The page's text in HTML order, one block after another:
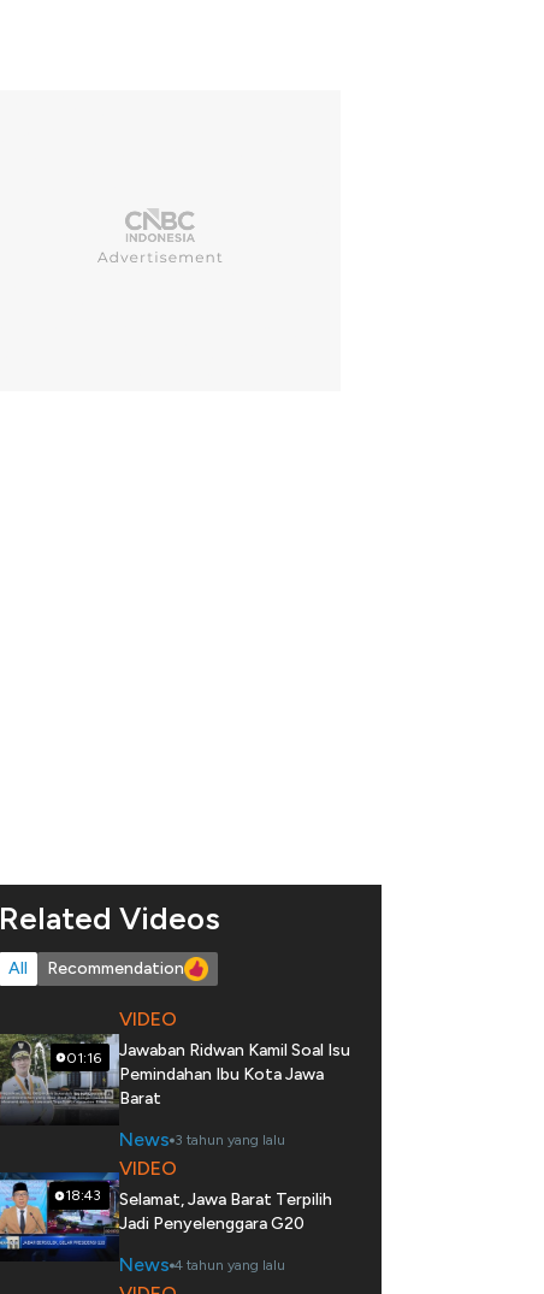
Related Videos
All Recommendation
01:16
VIDEO
Jawaban Ridwan Kamil Soal Isu
Pemindahan Ibu Kota Jawa
Barat
News 3 tahun yang lalu
18:43
VIDEO
Selamat, Jawa Barat Terpilih
Jadi Penyelenggara G20
News 4 tahun yang lalu